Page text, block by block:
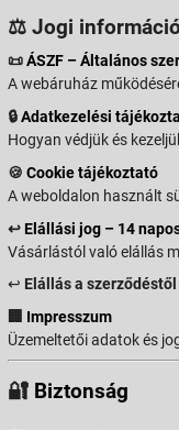
⚖️ Jogi
📜ÁSZF – Általános
A webáruház
🔒Adatkezelési
Hogyan védjük és
🍪Cookie tájékoztató
A weboldalon használt
↩️Elállási jog – 14
Vásárlástól való elállás
↩️ Elállás a szerződéstől
Impresszum
Üzemeltetői adatok és
🔐 Biztonság